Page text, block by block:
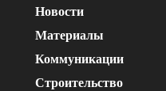
Новости
Материалы
Коммуникации
Строительство